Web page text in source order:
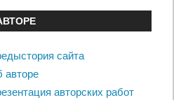
сайта
авторе
авторских работ